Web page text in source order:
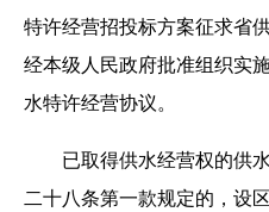
特许经营招投标方案征求省
经本级人民政府批准组织实
水特许经营协议。
已取得供水经营权的供
二十八条第一款规定的，设